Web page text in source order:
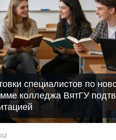
специалистов по
колледжа ВятГУ